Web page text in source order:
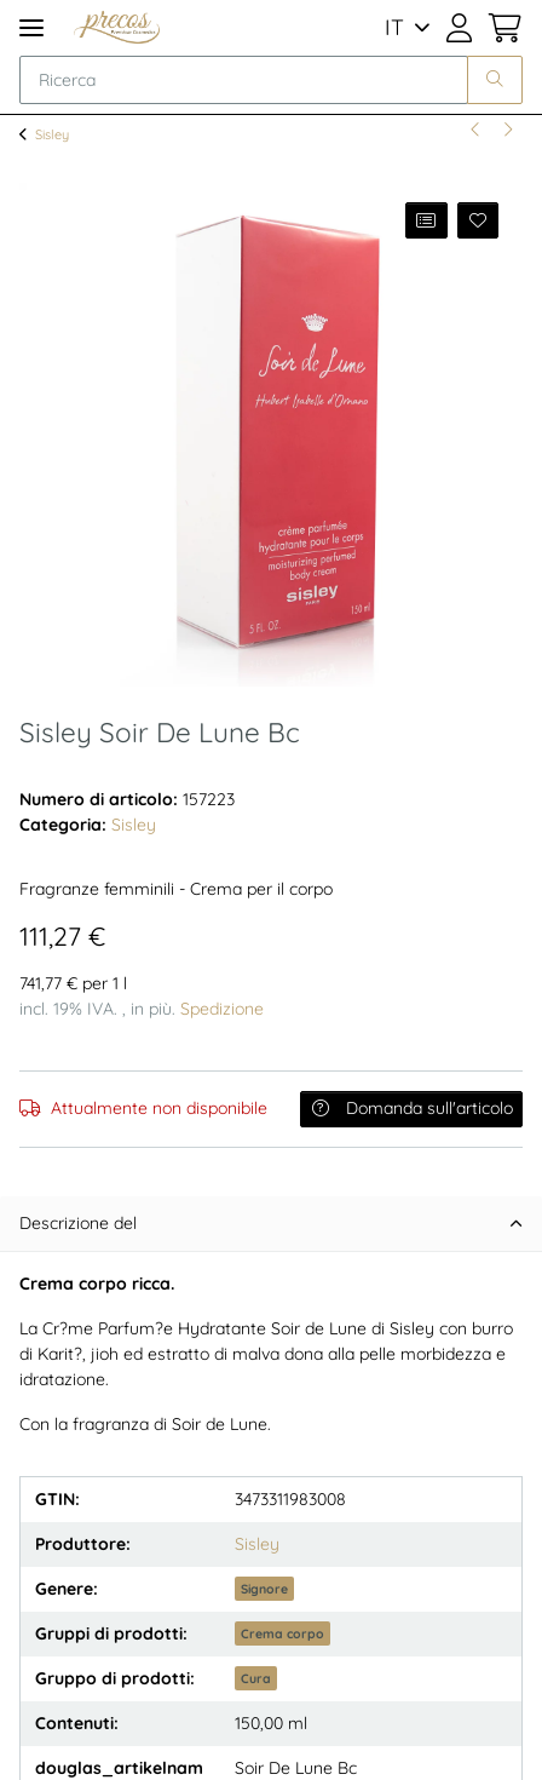
IT
Sisley
Sisley Soir De Lune Bc
Numero di articolo: 157223
Categoria: Sisley
Fragranze femminili - Crema per il corpo
111,27 €
741,77 € per 1 l
incl. 19% IVA. , in più. Spedizione
Attualmente non disponibile Domanda sull'articolo
Descrizione del
Crema corpo ricca.
La Cr?me Parfum?e Hydratante Soir de Lune di Sisley con burro
di Karit?, jioh ed estratto di malva dona alla pelle morbidezza e
idratazione.
Con la fragranza di Soir de Lune.
GTIN: 3473311983008
Produttore: Sisley
Genere: Signore
Gruppi di prodotti: Crema corpo
Gruppo di prodotti: Cura
Contenuti: 150,00 ml
douglas_artikelnam
Soir De Lune Bc